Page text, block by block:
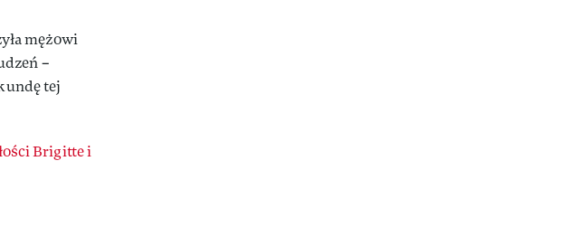
mężowi
–
tej
Brigitte i